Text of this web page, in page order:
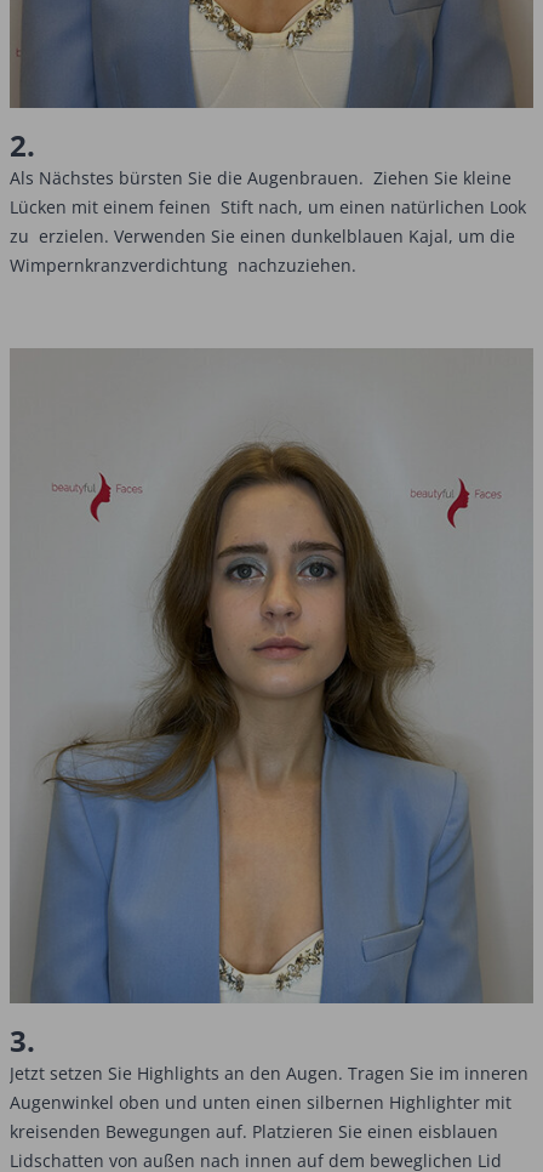
2.
Als Nächstes bürsten Sie die Augenbrauen. Ziehen Sie kleine
Lücken mit einem feinen Stift nach, um einen natürlichen Look
zu erzielen. Verwenden Sie einen dunkelblauen Kajal, um die
Wimpernkranzverdichtung nachzuziehen.
3.
Jetzt setzen Sie Highlights an den Augen. Tragen Sie im inneren
Augenwinkel oben und unten einen silbernen Highlighter mit
kreisenden Bewegungen auf. Platzieren Sie einen eisblauen
Lidschatten von außen nach innen auf dem beweglichen Lid